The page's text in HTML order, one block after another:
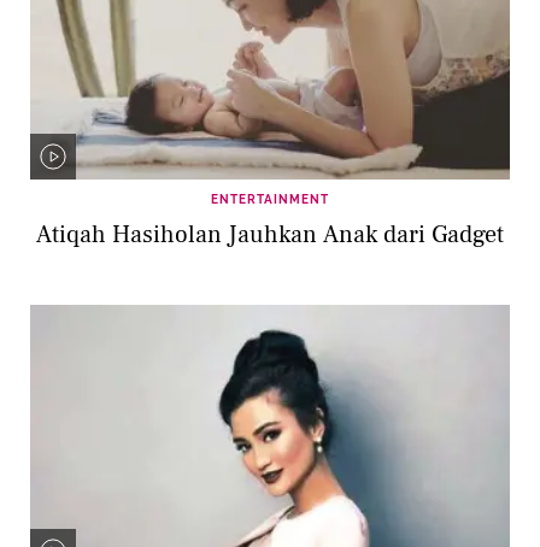
ENTERTAINMENT
Atiqah Hasiholan Jauhkan Anak dari Gadget